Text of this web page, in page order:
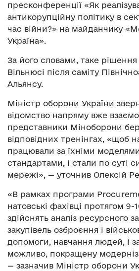
пресконференції «Як
антикорупційну політику в
час війни?» на майданчику
Україна».
За його словами, таке
Вільнюсі після саміту
Альянсу.
Міністр оборони України
відомство напряму вже
представники Міноборони
відповідних тренінгах, «щоб
працювали за їхніми
стандартами, і стали по суті
мережі», — уточнив Олексій
«В рамках програми
натовські фахівці протягом 9-
здійснять аналіз ресурсного
закупівель озброєння і
допомоги, навчання людей, і
можливо, покращену
— зазначив Міністр оборони